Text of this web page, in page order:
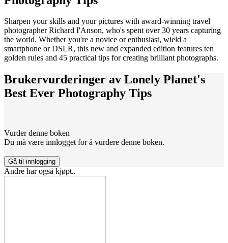
Sharpen your skills and your pictures with award-winning travel
photographer Richard I'Anson, who's spent over 30 years capturing
the world. Whether you're a novice or enthusiast, wield a
smartphone or DSLR, this new and expanded edition features ten
golden rules and 45 practical tips for creating brilliant photographs.
Brukervurderinger av Lonely Planet's
Best Ever Photography Tips
Vurder denne boken
Du må være innlogget for å vurdere denne boken.
Gå til innlogging
Andre har også kjøpt..